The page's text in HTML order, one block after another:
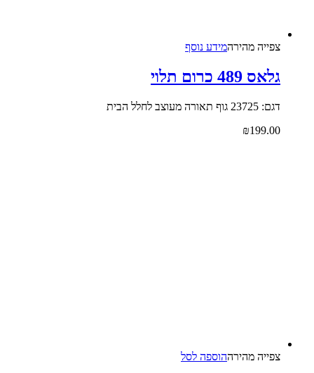
צפייה‬ ‫מהירה‬מידע נוסף
גלאס 489 כרום תלוי
דגם: 23725 גוף תאורה מעוצב לחלל הבית
₪199.00
צפייה‬ ‫מהירה‬הוספה לסל